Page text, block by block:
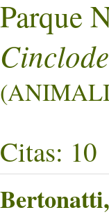
Parque
Citas: 10